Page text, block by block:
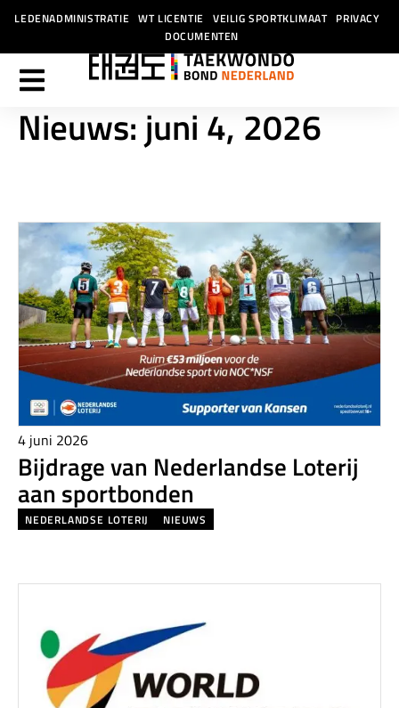
LEDENADMINISTRATIE WT LICENTIE VEILIG SPORTKLIMAAT PRIVACY
DOCUMENTEN
Nieuws: juni 4, 2026
4 juni 2026
Bijdrage van Nederlandse Loterij
aan sportbonden
NEDERLANDSE LOTERIJ NIEUWS